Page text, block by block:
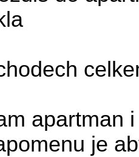
apartman
je